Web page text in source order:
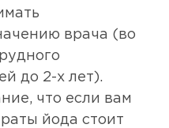
врача (во
до 2-х лет).
что если вам
йода стоит